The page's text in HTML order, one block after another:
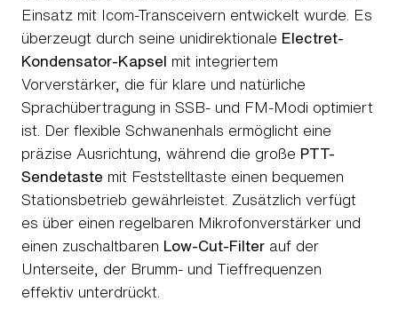
Einsatz mit Icom-Transceivern entwickelt wurde. Es
überzeugt durch seine unidirektionale Electret-
Kondensator-Kapsel mit integriertem
Vorverstärker, die für klare und natürliche
Sprachübertragung in SSB- und FM-Modi optimiert
ist. Der flexible Schwanenhals ermöglicht eine
präzise Ausrichtung, während die große PTT-
Sendetaste mit Feststelltaste einen bequemen
Stationsbetrieb gewährleistet. Zusätzlich verfügt
es über einen regelbaren Mikrofonverstärker und
einen zuschaltbaren Low-Cut-Filter auf der
Unterseite, der Brumm- und Tieffrequenzen
effektiv unterdrückt.